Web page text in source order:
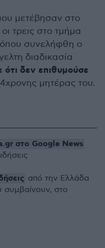
μετέβησαν στο
τρεις στο τμήμα
όπου συνελήφθη ο
διαδικασία
δεν επιθυμούσε
μητέρας του.
στο Google News
από την Ελλάδα
συμβαίνουν, στο